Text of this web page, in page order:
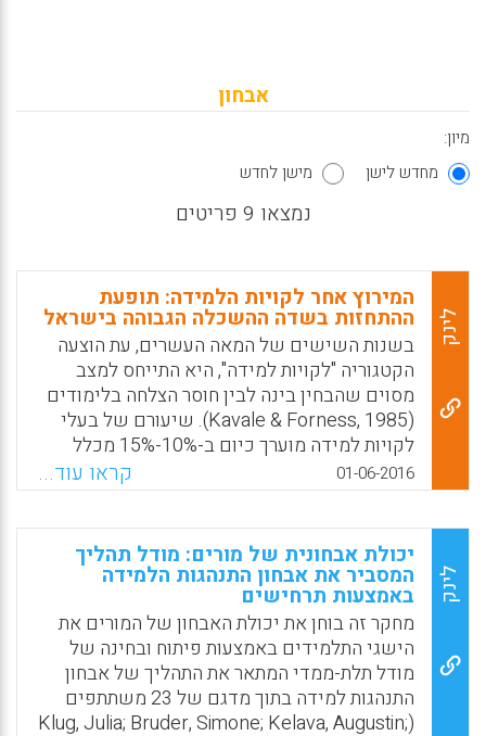
אבחון
מיון:
מחדש לישן
מישן לחדש
נמצאו 9 פריטים
לינק
המירוץ אחר לקויות הלמידה: תופעת
ההתחזות בשדה ההשכלה הגבוהה בישראל
בשנות השישים של המאה העשרים, עת הוצעה
הקטגוריה "לקויות למידה", היא התייחס למצב
מסוים שהבחין בינה לבין חוסר הצלחה בלימודים
(Kavale & Forness, 1985). שיעורם של בעלי
לקויות למידה מוערך כיום ב-10%-15% מכלל
אוכלוסיית התלמידים (הד, 1990). במקביל
לגידול המהיר בשיעורי המאותרים כבעלי לקויות
למידה מתרחשת מגמה הפוכה בהפרעות כדוגמת
"פיגור". קטגוריית לקויות הלמידה (דיסלקסיה,
דיסגרפיה, דיסקלקוליה והפרעות קשב וריכוז)
טעונה במטען משמעויות חיובי יותר, או למצער
אינה נושאת עמה מטען שלילי כמו הקטגוריות
"פיגור שכלי" או "הפרעות רגשיות והתנהגותיות"
(Lyon, 1996).
WhatsApp
Facebook
Email
X
01-06-2016 קראו עוד...
לינק
יכולת אבחונית של מורים: מודל תהליך
המסביר את אבחון התנהגות הלמידה
באמצעות תרחישים
מחקר זה בוחן את יכולת האבחון של המורים את
הישגי התלמידים באמצעות פיתוח ובחינה של
מודל תלת-ממדי המתאר את התהליך של אבחון
התנהגות למידה בתוך מדגם של 23 משתתפים
(Klug, Julia; Bruder, Simone; Kelava, Augustin;